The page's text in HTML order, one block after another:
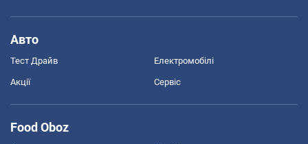
Авто
Тест Драйв Електромобілі
Акції Сервіс
Food Oboz